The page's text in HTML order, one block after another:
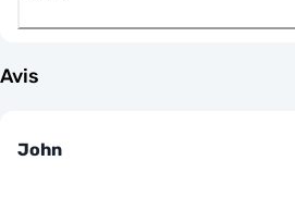
Avis
John